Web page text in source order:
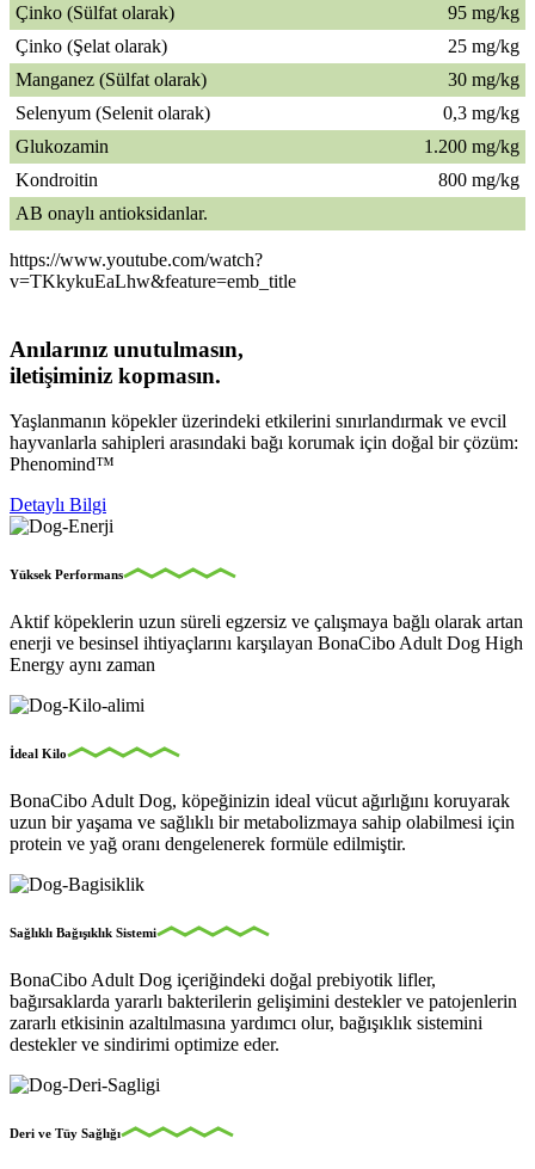
Çinko (Sülfat olarak)
95 mg/kg
Çinko (Şelat olarak)
25 mg/kg
Manganez (Sülfat olarak)
30 mg/kg
Selenyum (Selenit olarak)
0,3 mg/kg
Glukozamin
1.200 mg/kg
Kondroitin
800 mg/kg
AB onaylı antioksidanlar.
https://www.youtube.com/watch?
v=TKkykuEaLhw&feature=emb_title
Anılarınız unutulmasın,
iletişiminiz kopmasın.
Yaşlanmanın köpekler üzerindeki etkilerini sınırlandırmak ve evcil
hayvanlarla sahipleri arasındaki bağı korumak için doğal bir çözüm:
Phenomind™
Detaylı Bilgi
Yüksek Performans
Aktif köpeklerin uzun süreli egzersiz ve çalışmaya bağlı olarak artan
enerji ve besinsel ihtiyaçlarını karşılayan BonaCibo Adult Dog High
Energy aynı zaman
İdeal Kilo
BonaCibo Adult Dog, köpeğinizin ideal vücut ağırlığını koruyarak
uzun bir yaşama ve sağlıklı bir metabolizmaya sahip olabilmesi için
protein ve yağ oranı dengelenerek formüle edilmiştir.
Sağlıklı Bağışıklık Sistemi
BonaCibo Adult Dog içeriğindeki doğal prebiyotik lifler,
bağırsaklarda yararlı bakterilerin gelişimini destekler ve patojenlerin
zararlı etkisinin azaltılmasına yardımcı olur, bağışıklık sistemini
destekler ve sindirimi optimize eder.
Deri ve Tüy Sağlığı